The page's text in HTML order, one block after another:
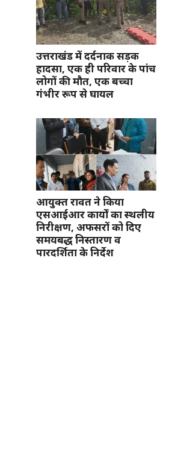
उत्तराखंड में दर्दनाक सड़क
हादसा, एक ही परिवार के पांच
लोगों की मौत, एक बच्चा
गंभीर रूप से घायल
आयुक्त रावत ने किया
एसआईआर कार्यों का स्थलीय
निरीक्षण, अफसरों को दिए
समयबद्ध निस्तारण व
पारदर्शिता के निर्देश